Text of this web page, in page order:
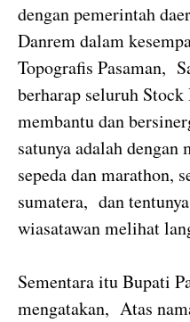
dengan pemerintah
Danrem dalam
Topografis Pasaman,
berharap seluruh
membantu dan
satunya adalah
sepeda dan marathon,
sumatera, dan
wiasatawan melihat
Sementara itu Bupati
mengatakan, Atas